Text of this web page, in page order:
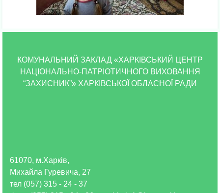
КОМУНАЛЬНИЙ ЗАКЛАД «ХАРКІВСЬКИЙ ЦЕНТР
НАЦІОНАЛЬНО-ПАТРІОТИЧНОГО ВИХОВАННЯ
“ЗАХИСНИК”» ХАРКІВСЬКОЇ ОБЛАСНОЇ РАДИ
61070, м.Харків,
Михайла Гуревича, 27
тел (057) 315 - 24 - 37